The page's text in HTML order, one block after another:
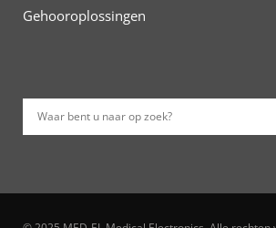
Gehooroplossingen
Waar bent u naar op zoek?